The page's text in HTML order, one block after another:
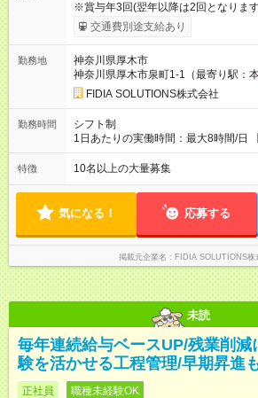
※賞与年3回(翌年以降は2回となりま
給！ ※能力・スキルを考慮し、ご相談の
用期間】試用期間なし
交通費別途支給あり
勤務地
神奈川県厚木市
神奈川県厚木市泉町1-1（最寄り駅：
FIDIA SOLUTIONS株式会社
勤務時間
シフト制
1日あたりの実働時間：最大8時間/日
16:00 (2)8:00～17:00 (3)13:00～
(5)22:00～7:00 (6)23:00～8:00
特徴 10名以上の大量募集
気になる！ 応募する
掲載元企業名 FIDIA SOLUTIONS株
未読
毎年連続給与ベースUP/残業削
験を活かせる工程管理/早期昇進
正社員 職種未経験OK